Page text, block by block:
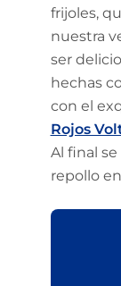
frijoles,
nuestra
ser
hechas
con el
Rojos
Al final
repollo